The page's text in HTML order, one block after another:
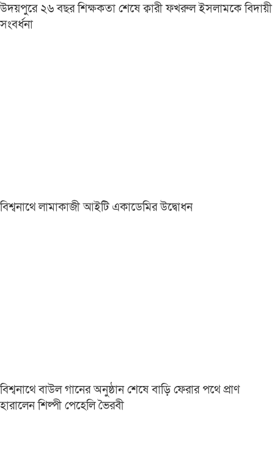
উদয়পুরে ২৬ বছর শিক্ষকতা শেষে ক্বারী ফখরুল ইসলামকে বিদায়ী
সংবর্ধনা
বিশ্বনাথে লামাকাজী আইটি একাডেমির উদ্বোধন
বিশ্বনাথে বাউল গানের অনুষ্ঠান শেষে বাড়ি ফেরার পথে প্রাণ
হারালেন শিল্পী পেহেলি ভৈরবী